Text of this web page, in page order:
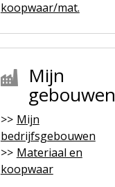
koopwaar/mat.
Mijn
gebouwen
Mijn
bedrijfsgebouwen
Materiaal en
koopwaar